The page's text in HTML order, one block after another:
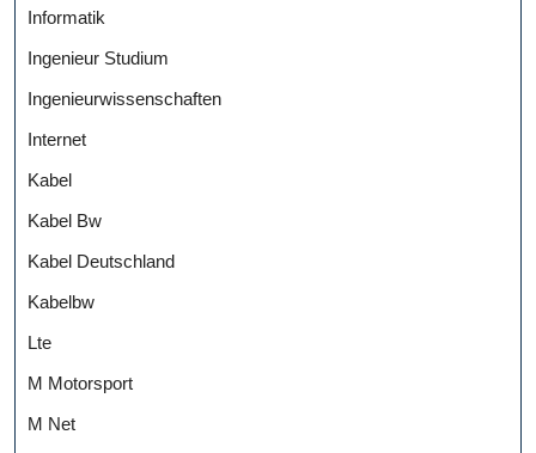
Informatik
Ingenieur Studium
Ingenieurwissenschaften
Internet
Kabel
Kabel Bw
Kabel Deutschland
Kabelbw
Lte
M Motorsport
M Net